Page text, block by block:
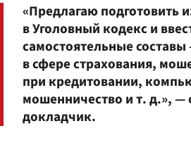
«Предлагаю подготовить
в Уголовный кодекс и
самостоятельные
в сфере страхования,
при кредитовании,
мошенничество и т. д.», —
докладчик.